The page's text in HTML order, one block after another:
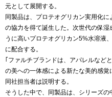
元として展開する。
同製品は、プロテオグリカン実用化
の協力を得て誕生した。次世代の保
うに高いプロテオグリカン5%水溶液
に配合する。
｢ファルチブランドは、アパレルなど
の美への一体感による新たな美的感
同社担当者は説明する。
そうした中で、同製品は、シリーズ